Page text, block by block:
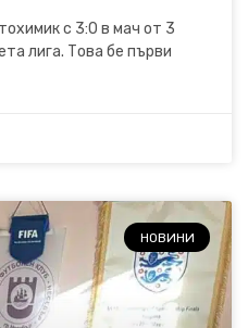
с 3:0 в мач от 3
лига. Това бе първи
НОВИНИ